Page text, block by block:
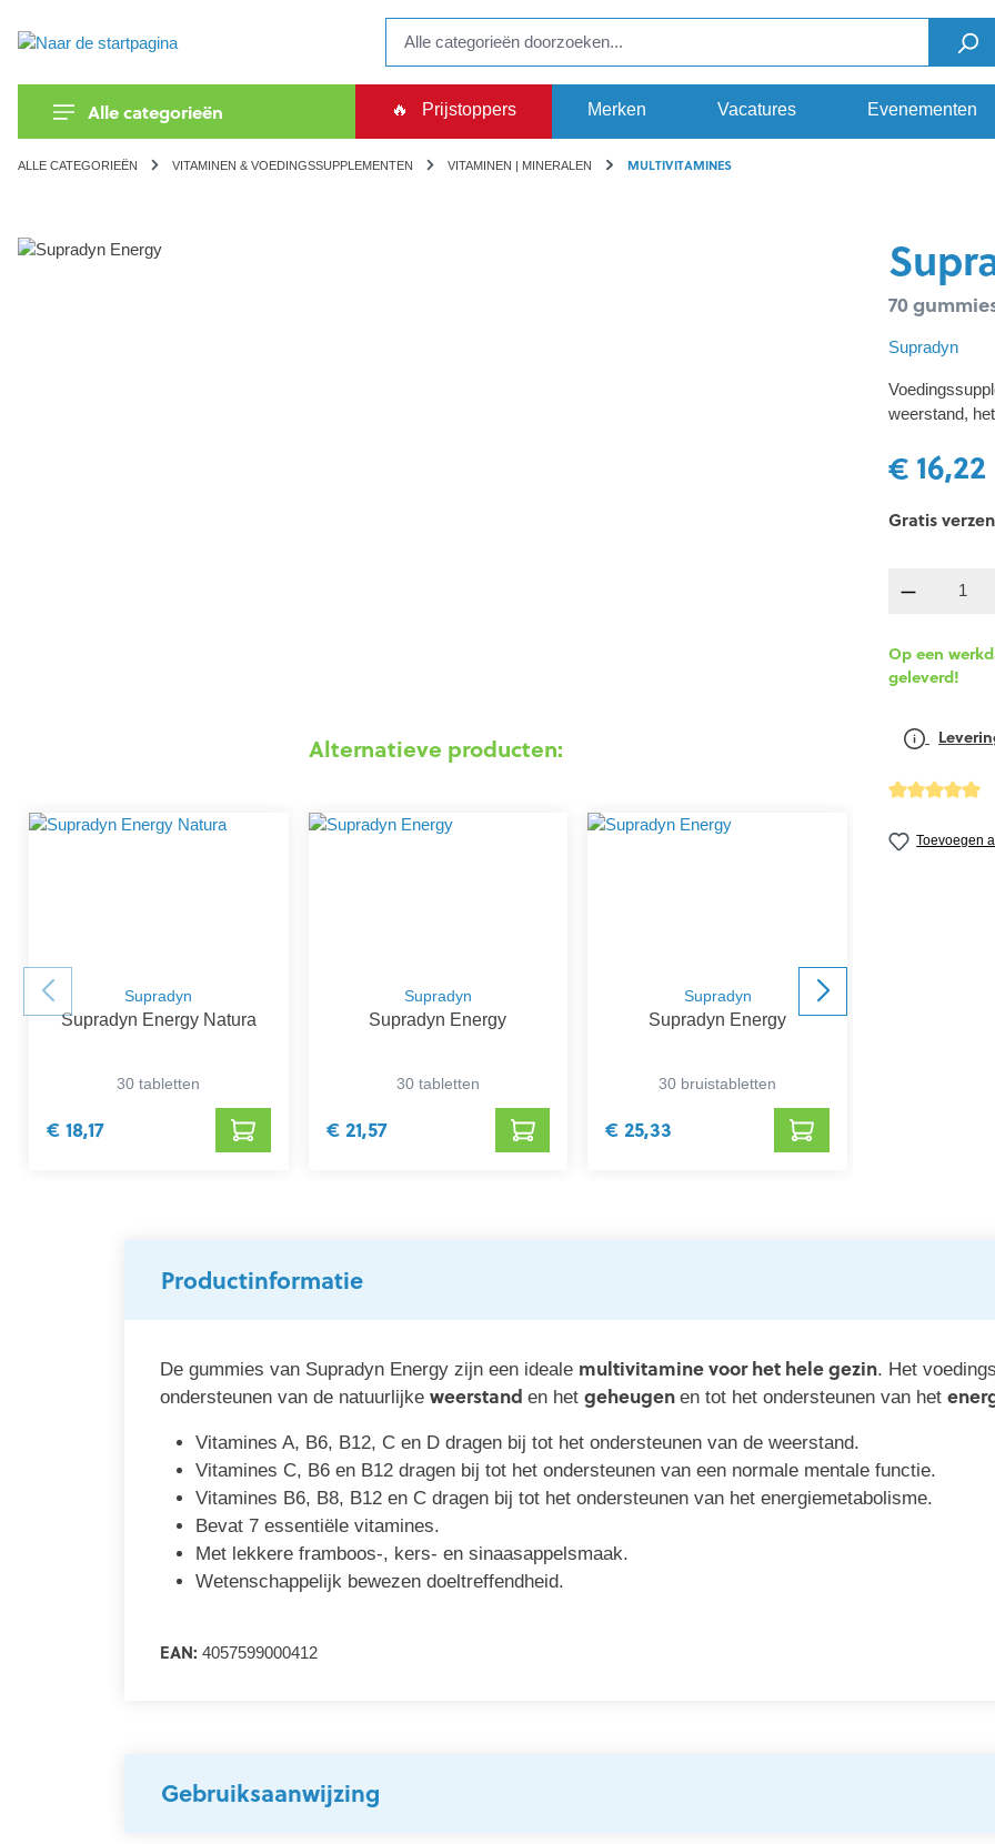
Alle categorieën 🔥 Prijstoppers Merken Vacatures Evenementen
ALLE CATEGORIEËN VITAMINEN & VOEDINGSSUPPLEMENTEN VITAMINEN | MINERALEN MULTIVITAMINES
component.cms.imageGallery.skipImageGallery
Alternatieve producten:
Supradyn
Supradyn Energy Natura
30 tabletten
€ 18,17
Supradyn
Supradyn Energy
30 tabletten
€ 21,57
Supradyn
Supradyn Energy
30 bruistabletten
€ 25,33
70
Supradyn
weerstand,
€ 16,22
Gratis
Op een
geleverd!
Toevoegen
Productinformatie
De gummies van Supradyn Energy zijn een ideale multivitamine voor het hele gezin. Het
ondersteunen van de natuurlijke weerstand en het geheugen en tot het ondersteunen van het
Vitamines A, B6, B12, C en D dragen bij tot het ondersteunen van de weerstand.
Vitamines C, B6 en B12 dragen bij tot het ondersteunen van een normale mentale functie.
Vitamines B6, B8, B12 en C dragen bij tot het ondersteunen van het energiemetabolisme.
Bevat 7 essentiële vitamines.
Met lekkere framboos-, kers- en sinaasappelsmaak.
Wetenschappelijk bewezen doeltreffendheid.
EAN: 4057599000412
Gebruiksaanwijzing